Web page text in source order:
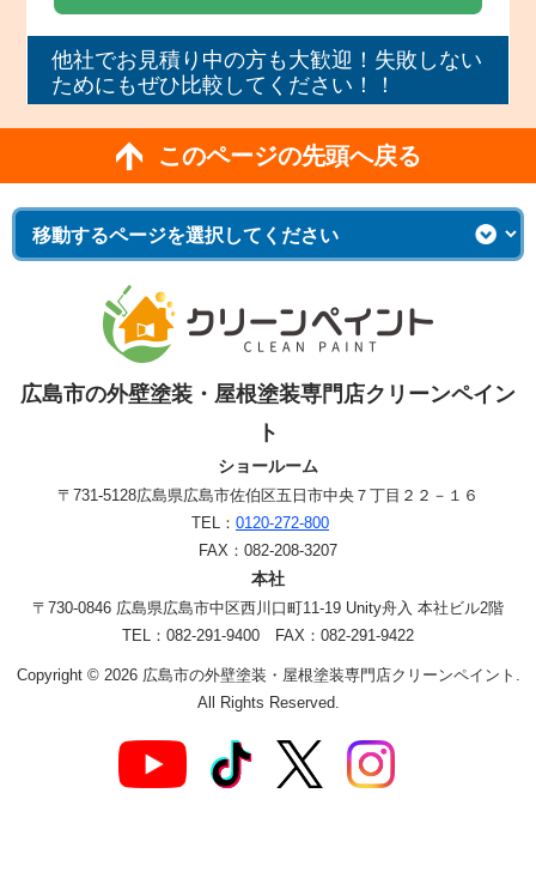
他社でお見積り中の方も大歓迎！失敗しない
ためにもぜひ比較してください！！
このページの先頭へ戻る
広島市の外壁塗装・屋根塗装専門店クリーンペイン
ト
ショールーム
〒731-5128広島県広島市佐伯区五日市中央７丁目２２－１６
TEL： 0120-272-800
FAX：082-208-3207
本社
〒730-0846 広島県広島市中区西川口町11-19 Unity舟入 本社ビル2階
TEL：082-291-9400 FAX：082-291-9422
Copyright © 2026 広島市の外壁塗装・屋根塗装専門店クリーンペイント.
All Rights Reserved.